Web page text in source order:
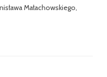
Małachowskiego,